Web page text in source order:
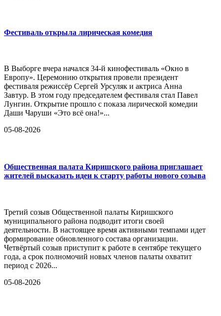
Фестиваль открыла лирическая комедия
В Выборге вчера начался 34-й кинофестиваль «Окно в
Европу». Церемонию открытия провели президент
фестиваля режиссёр Сергей Урсуляк и актриса Анна
Завтур. В этом году председателем фестиваля стал Павел
Лунгин. Открытие прошло с показа лирической комедии
Даши Чаруши «Это всё она!»...
05-08-2026
Общественная палата Киришского района приглашает
жителей высказать идеи к старту работы нового созыва
Третий созыв Общественной палаты Киришского
муниципального района подводит итоги своей
деятельности. В настоящее время активными темпами идет
формирование обновленного состава организации.
Четвёртый созыв приступит к работе в сентябре текущего
года, а срок полномочий новых членов палаты охватит
период с 2026...
05-08-2026